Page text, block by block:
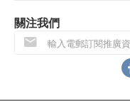
卡路里攝取量建議
運動建議
射疫苗，將取消此計
疫苗注射均由註冊
務只適用於佐敦檢
關注我們